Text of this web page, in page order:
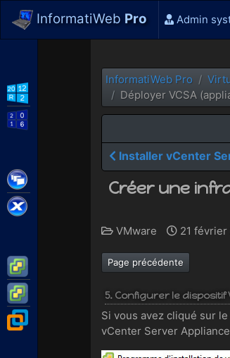
InformatiWeb Pro Admin
Citrix XenApp / XenDesktop
VMware ESXi
VMware vSphere
VMware Workstation
InformatiWeb Pro
Déployer VCSA
Installer vCenter
Créer une
VMware 21 février
Page précédente
5. Configurer le dispositif
Si vous avez cliqué sur
vCenter Server